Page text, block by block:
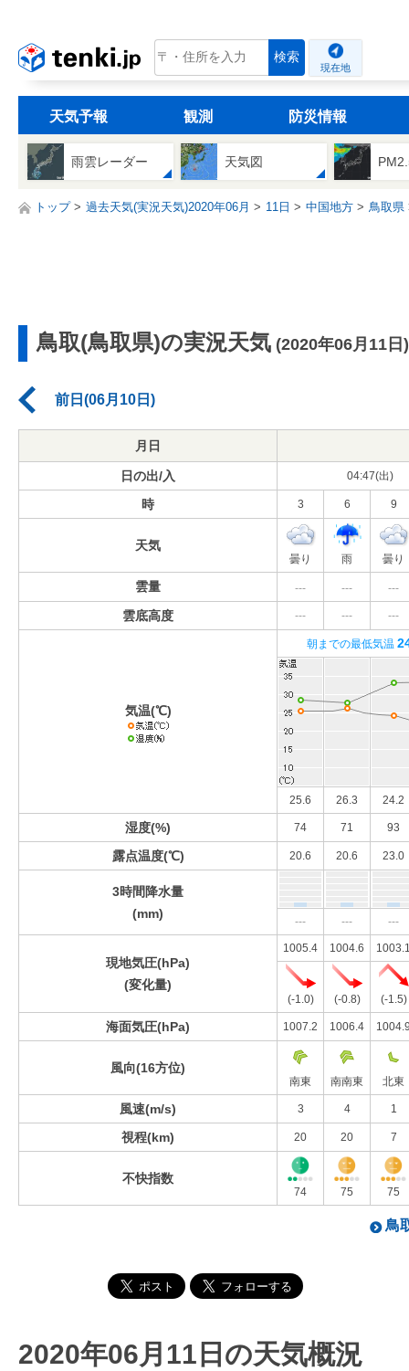
tenki.jp 検索
現在地
天気予報 観測 防災情報
雨雲レーダー 天気図
トップ 過去天気(実況天気)2020年06月 11日 中国地方 鳥取県
鳥取(鳥取県)の実況天気 (2020年06月11日)
前日(06月10日)
月日
日の出/入 04:47(出)
時 3 6 9
天気
曇り 雨 曇り
雲量 --- --- ---
雲底高度 --- --- ---
気温(℃)
朝までの最低気温
25.6 26.3 24.2
湿度(%) 74 71 93
露点温度(℃) 20.6 20.6 23.0
3時間降水量
(mm)
--- --- ---
現地気圧(hPa)
(変化量)
1005.4 1004.6
(-1.0) (-0.8) (-1.5)
海面気圧(hPa) 1007.2 1006.4
風向(16方位)
南東 南南東 北東
風速(m/s) 3 4 1
視程(km) 20 20 7
不快指数
74 75 75
鳥
2020年06月11日の天気概況